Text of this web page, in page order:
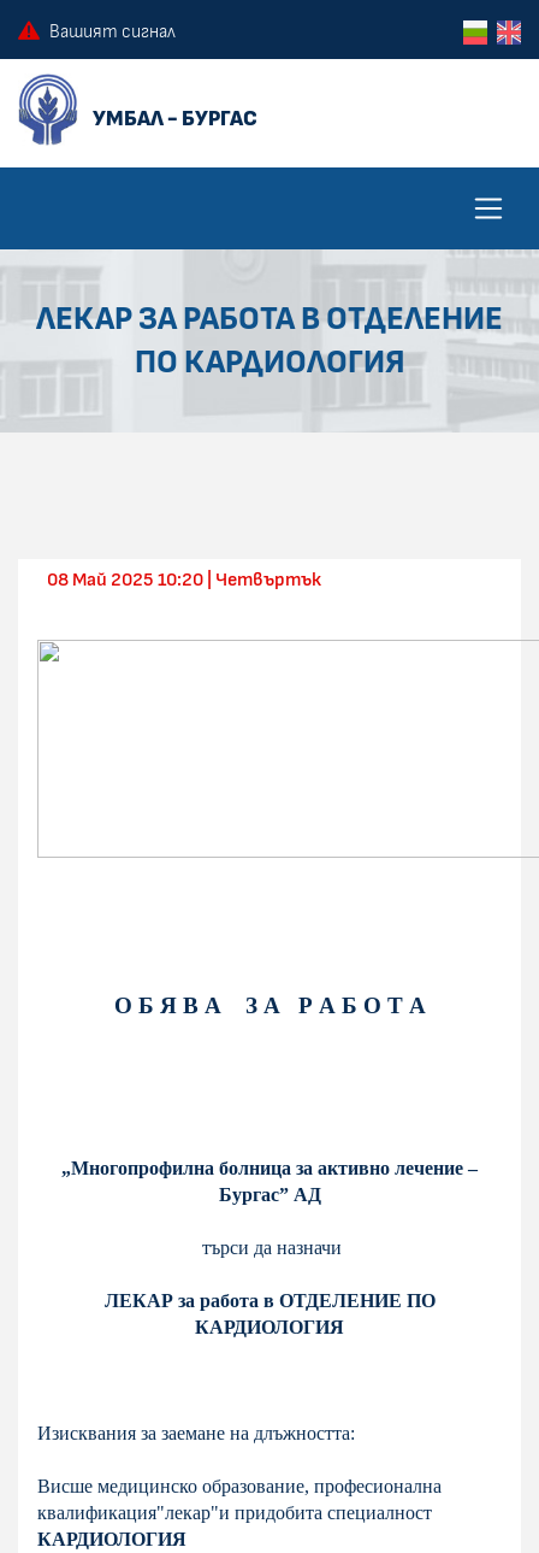
Вашият сигнал
ЛЕКАР ЗА РАБОТА В ОТДЕЛЕНИЕ
ПО КАРДИОЛОГИЯ
08 Май 2025 10:20 | Четвъртък
О Б Я В А З А Р А Б О Т А
„Многопрофилна болница за активно лечение –
Бургас” АД
търси да назначи
ЛЕКАР за работа в ОТДЕЛЕНИЕ ПО
КАРДИОЛОГИЯ
Изисквания за заемане на длъжността:
Висше медицинско образование, професионална
квалификация"лекар"и придобита специалност
КАРДИОЛОГИЯ